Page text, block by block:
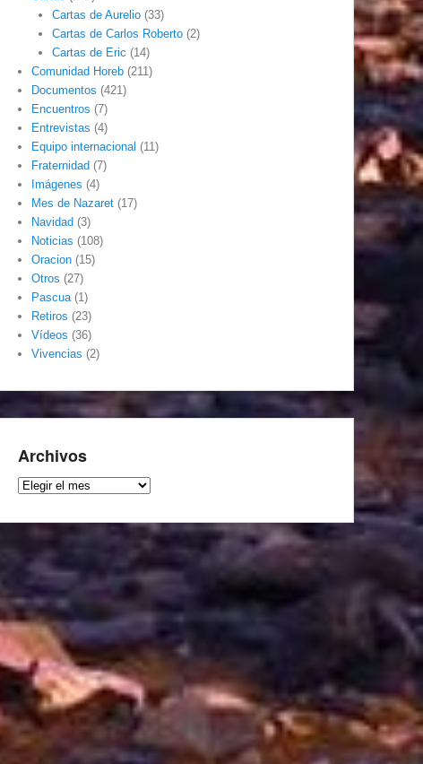
Cartas de Aurelio(33)
Cartas de Carlos Roberto(2)
Cartas de Eric (14)
Comunidad Horeb (211)
Documentos (421)
Encuentros (7)
Entrevistas (4)
Equipo internacional (11)
Fraternidad (7)
Imágenes (4)
Mes de Nazaret (17)
Navidad (3)
Noticias (108)
Oracion (15)
Otros (27)
Pascua(1)
Retiros (23)
Vídeos (36)
Vivencias (2)
Archivos
Archivos